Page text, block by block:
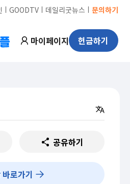
ㅣ GOODTVㅣ 데일리굿뉴스 ㅣ 문의하기
마이페이지 헌금하기
공유하기
로가기